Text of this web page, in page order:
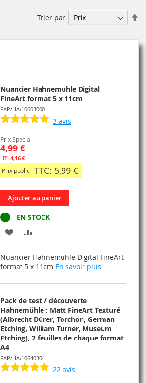
Trier par
Nuancier Hahnemuhle Digital
FineArt format 5 x 11cm
PAP/HA/10603000
3 avis
Prix Spécial
4,99 €
4,16 €
Prix public TTC: 5,99 €
Ajouter au panier
EN STOCK
AJOUTER
MA
LISTE
D’ENVIE
COMPARATEUR
Nuancier Hahnemuhle Digital FineArt
format 5 x 11cm En savoir plus
Pack de test / découverte
Hahnemühle : Matt FineArt Texturé
(Albrecht Dürer, Torchon, German
Etching, William Turner, Museum
Etching), 2 feuilles de chaque format
A4
PAP/HA/10640304
22 avis